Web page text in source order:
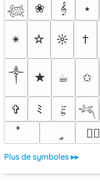
𓆉 ❀ 𝄞 ⭑
✴︎ ☆ ☼ †
༒︎ ★ ☕︎ ✩
✞ ﾐ 𝜉 𓆈
♡⃕
Plus de symboles ▸▸